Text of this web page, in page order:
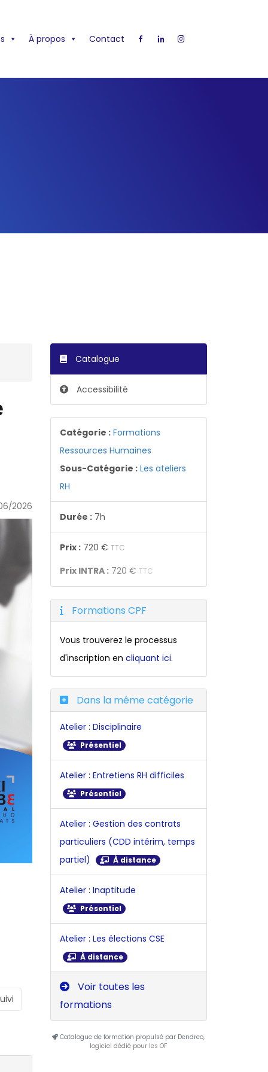
À propos Contact
2026
Catalogue
Accessibilité
Catégorie : Formations
Ressources Humaines
Sous-Catégorie : Les ateliers
RH
Durée :7h
Prix : 720 € TTC
Prix INTRA : 720 € TTC
Formations CPF
Vous trouverez le processus
d'inscription en cliquant ici.
Dans la même catégorie
Atelier : Disciplinaire
Présentiel
Atelier : Entretiens RH difficiles
Présentiel
Atelier : Gestion des contrats
particuliers (CDD intérim, temps
partiel)
À distance
Atelier : Inaptitude
Présentiel
Atelier : Les élections CSE
À distance
Voir toutes les
formations
Catalogue de formation propulsé par Dendreo,
logiciel dédié pour les OF